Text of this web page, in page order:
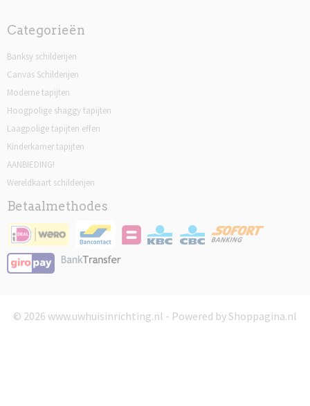
Categorieën
Banksy schilderijen
Canvas Schilderijen
Moderne tapijten
Hoogpolige shaggy tapijten
Laagpolige tapijten effen
Kinderkamer tapijten
AANBIEDING!
Wereldkaart schilderijen
Betaalmethodes
© 2026 www.uwhuisinrichting.nl - Powered by Shoppagina.nl